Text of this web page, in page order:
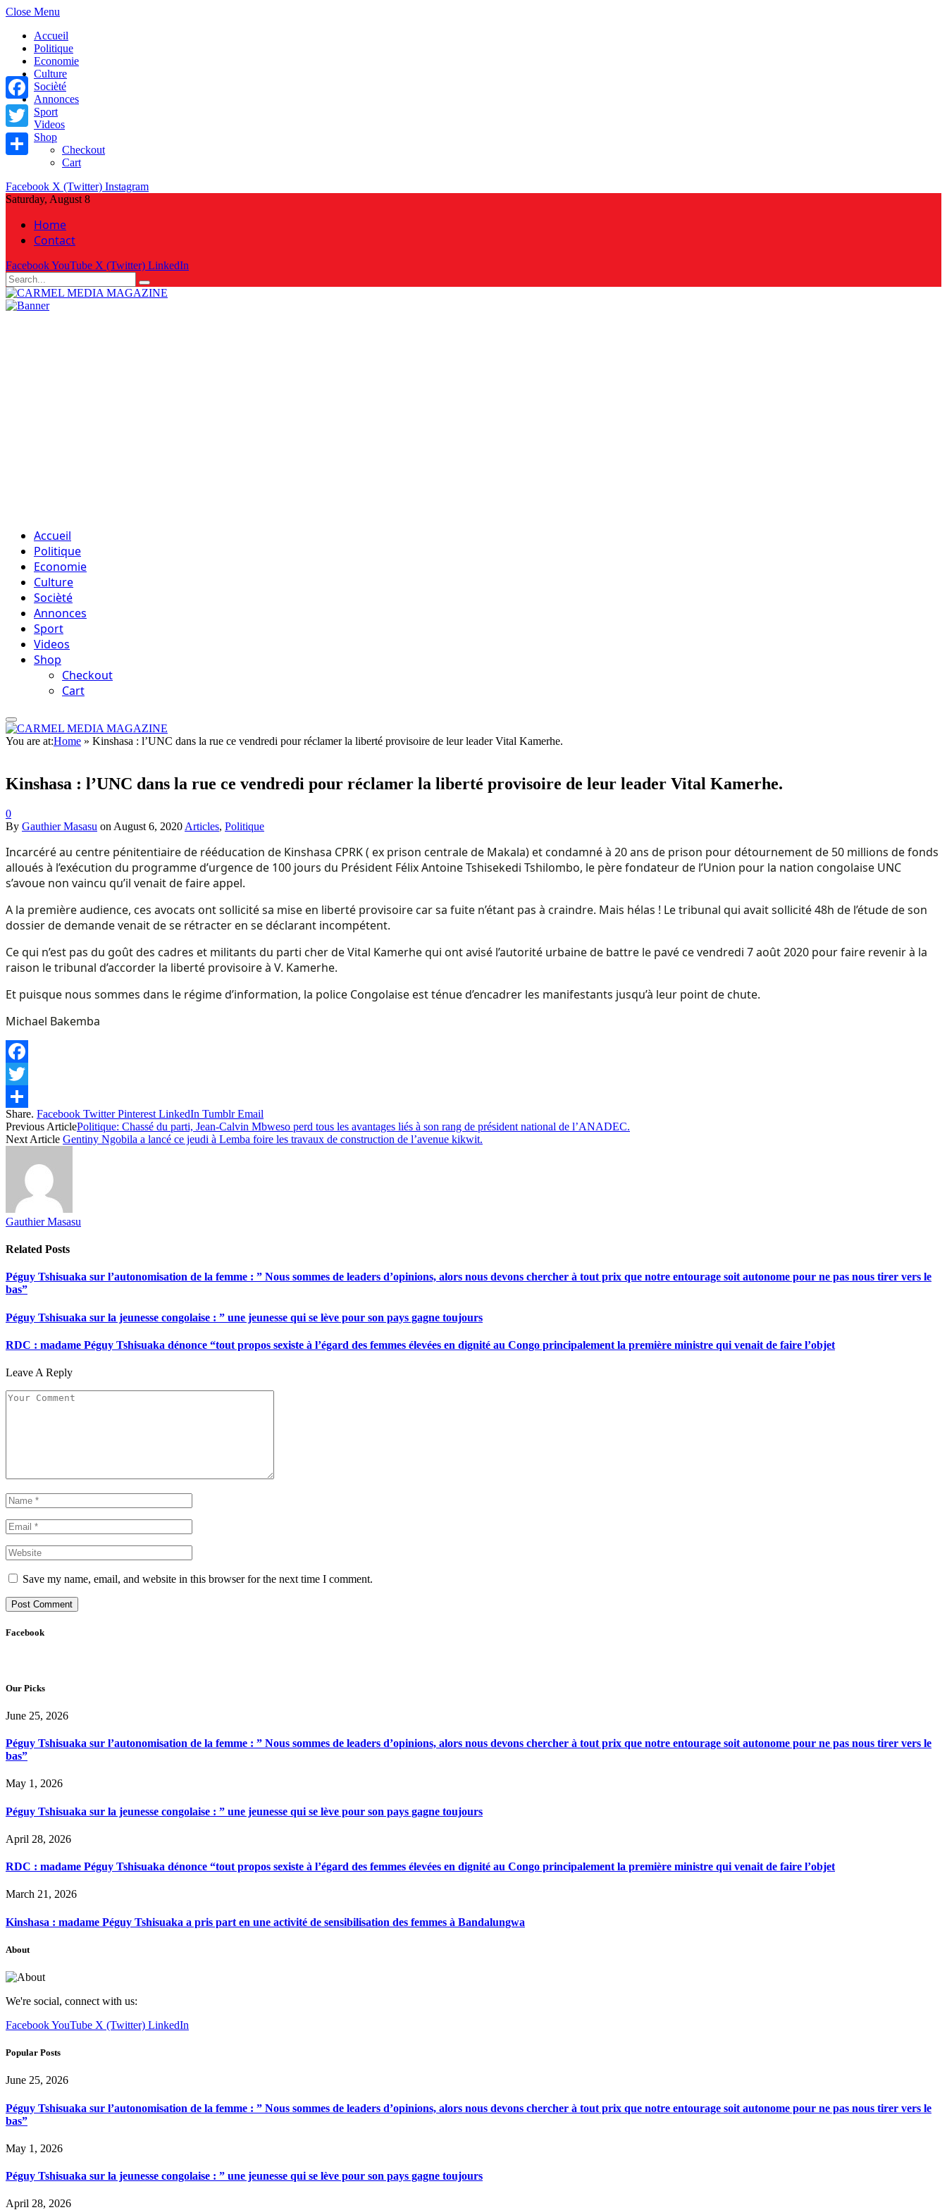
Close Menu
Accueil
Politique
Economie
Culture
Socièté
Annonces
Sport
Videos
Shop
Checkout
Cart
Facebook X (Twitter) Instagram
Saturday, August 8
Home
Contact
FacebookYouTube X (Twitter) LinkedIn
Accueil
Politique
Economie
Culture
Socièté
Annonces
Sport
Videos
Shop
Checkout
Cart
You are at:Home » Kinshasa : l’UNC dans la rue ce vendredi pour réclamer la liberté provisoire de leur leader Vital Kamerhe.
Kinshasa : l’UNC dans la rue ce vendredi pour réclamer la liberté provisoire de leur leader Vital Kamerhe.
0
By Gauthier Masasu on August 6, 2020 Articles, Politique
Incarcéré au centre pénitentiaire de rééducation de Kinshasa CPRK ( ex prison centrale de Makala) et condamné à 20 ans de prison pour détournement de 50 millions de fonds
alloués à l’exécution du programme d’urgence de 100 jours du Président Félix Antoine Tshisekedi Tshilombo, le père fondateur de l’Union pour la nation congolaise UNC
s’avoue non vaincu qu’il venait de faire appel.
A la première audience, ces avocats ont sollicité sa mise en liberté provisoire car sa fuite n’étant pas à craindre. Mais hélas ! Le tribunal qui avait sollicité 48h de l’étude de son
dossier de demande venait de se rétracter en se déclarant incompétent.
Ce qui n’est pas du goût des cadres et militants du parti cher de Vital Kamerhe qui ont avisé l’autorité urbaine de battre le pavé ce vendredi 7 août 2020 pour faire revenir à la
raison le tribunal d’accorder la liberté provisoire à V. Kamerhe.
Et puisque nous sommes dans le régime d’information, la police Congolaise est ténue d’encadrer les manifestants jusqu’à leur point de chute.
Michael Bakemba
Facebook
Twitter
Share
Share. Facebook Twitter Pinterest LinkedIn Tumblr Email
Previous ArticlePolitique: Chassé du parti, Jean-Calvin Mbweso perd tous les avantages liés à son rang de président national de l’ANADEC.
Next Article Gentiny Ngobila a lancé ce jeudi à Lemba foire les travaux de construction de l’avenue kikwit.
Gauthier Masasu
Related Posts
Péguy Tshisuaka sur l’autonomisation de la femme : ” Nous sommes de leaders d’opinions, alors nous devons chercher à tout prix que notre entourage soit autonome pour ne pas nous tirer vers le
bas”
Péguy Tshisuaka sur la jeunesse congolaise : ” une jeunesse qui se lève pour son pays gagne toujours
RDC : madame Péguy Tshisuaka dénonce “tout propos sexiste à l’égard des femmes élevées en dignité au Congo principalement la première ministre qui venait de faire l’objet
Leave A Reply
Save my name, email, and website in this browser for the next time I comment.
Facebook
Our Picks
June 25, 2026
Péguy Tshisuaka sur l’autonomisation de la femme : ” Nous sommes de leaders d’opinions, alors nous devons chercher à tout prix que notre entourage soit autonome pour ne pas nous tirer vers le
bas”
May 1, 2026
Péguy Tshisuaka sur la jeunesse congolaise : ” une jeunesse qui se lève pour son pays gagne toujours
April 28, 2026
RDC : madame Péguy Tshisuaka dénonce “tout propos sexiste à l’égard des femmes élevées en dignité au Congo principalement la première ministre qui venait de faire l’objet
March 21, 2026
Kinshasa : madame Péguy Tshisuaka a pris part en une activité de sensibilisation des femmes à Bandalungwa
About
We're social, connect with us:
FacebookYouTube X (Twitter) LinkedIn
Popular Posts
June 25, 2026
Péguy Tshisuaka sur l’autonomisation de la femme : ” Nous sommes de leaders d’opinions, alors nous devons chercher à tout prix que notre entourage soit autonome pour ne pas nous tirer vers le
bas”
May 1, 2026
Péguy Tshisuaka sur la jeunesse congolaise : ” une jeunesse qui se lève pour son pays gagne toujours
April 28, 2026
Facebook
Twitter